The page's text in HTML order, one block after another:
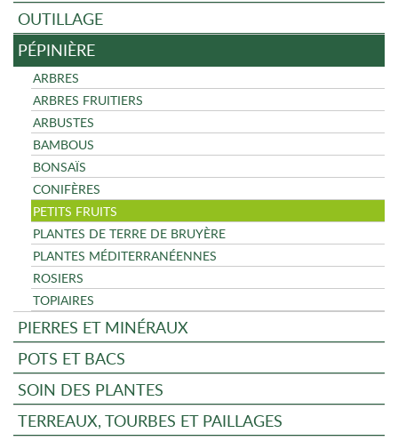
OUTILLAGE
PÉPINIÈRE
ARBRES
ARBRES FRUITIERS
ARBUSTES
BAMBOUS
BONSAÏS
CONIFÈRES
PETITS FRUITS
PLANTES DE TERRE DE BRUYÈRE
PLANTES MÉDITERRANÉENNES
ROSIERS
TOPIAIRES
PIERRES ET MINÉRAUX
POTS ET BACS
SOIN DES PLANTES
TERREAUX, TOURBES ET PAILLAGES